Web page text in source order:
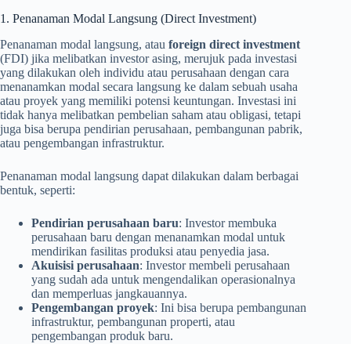
1. Penanaman Modal Langsung (Direct Investment)
Penanaman modal langsung, atau foreign direct investment
(FDI) jika melibatkan investor asing, merujuk pada investasi
yang dilakukan oleh individu atau perusahaan dengan cara
menanamkan modal secara langsung ke dalam sebuah usaha
atau proyek yang memiliki potensi keuntungan. Investasi ini
tidak hanya melibatkan pembelian saham atau obligasi, tetapi
juga bisa berupa pendirian perusahaan, pembangunan pabrik,
atau pengembangan infrastruktur.
Penanaman modal langsung dapat dilakukan dalam berbagai
bentuk, seperti:
Pendirian perusahaan baru: Investor membuka
perusahaan baru dengan menanamkan modal untuk
mendirikan fasilitas produksi atau penyedia jasa.
Akuisisi perusahaan: Investor membeli perusahaan
yang sudah ada untuk mengendalikan operasionalnya
dan memperluas jangkauannya.
Pengembangan proyek: Ini bisa berupa pembangunan
infrastruktur, pembangunan properti, atau
pengembangan produk baru.